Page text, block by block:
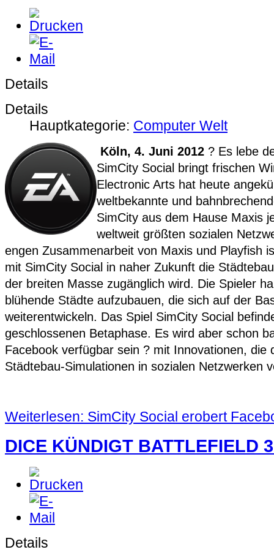
Details
Details
Hauptkategorie: Computer Welt
Köln, 4. Juni 2012 ? Es lebe
SimCity Social bringt frischen
Electronic Arts hat heute
weltbekannte und
SimCity aus dem Hause Maxis
weltweit größten sozialen
engen Zusammenarbeit von Maxis und Playfish
mit SimCity Social in naher Zukunft die
der breiten Masse zugänglich wird. Die Spieler
blühende Städte aufzubauen, die sich auf der
weiterentwickeln. Das Spiel SimCity Social
geschlossenen Betaphase. Es wird aber schon
Facebook verfügbar sein ? mit Innovationen, die
Städtebau-Simulationen in sozialen Netzwerken
Weiterlesen: SimCity Social erobert
DICE KÜNDIGT BATTLEFIELD
Details